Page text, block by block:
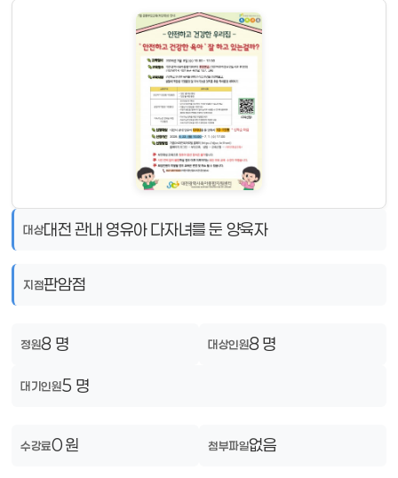
대상대전 관내 영유아 다자녀를 둔 양육자
지점판암점
정원8 명 대상인원8 명
대기인원5 명
수강료0 원 첨부파일없음